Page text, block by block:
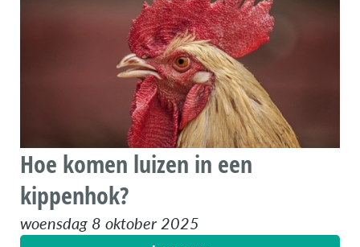
Hoe komen luizen in een
kippenhok?
woensdag 8 oktober 2025